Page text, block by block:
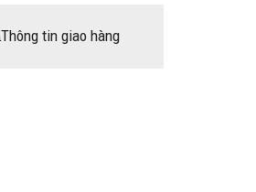
Thông tin giao hàng